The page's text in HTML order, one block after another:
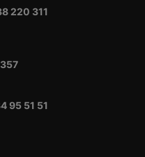
220 311
95 51 51